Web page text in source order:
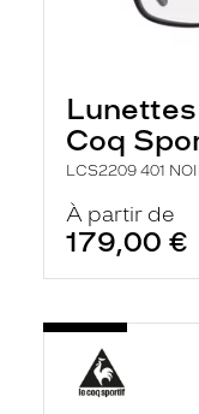
Coq
LCS2209 401
À partir de
179,00 €